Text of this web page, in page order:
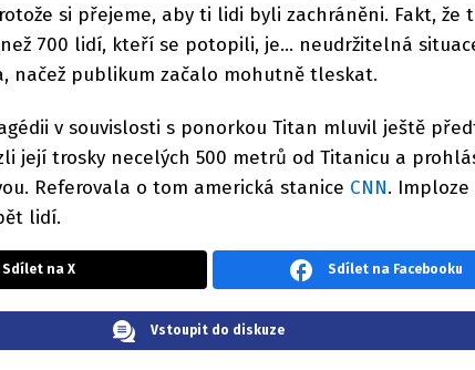
si přejeme, aby ti lidi byli zachráněni. Fakt, že
700 lidí, kteří se potopili, je… neudržitelná
načež publikum začalo mohutně tleskat.
v souvislosti s ponorkou Titan mluvil ještě
její trosky necelých 500 metrů od Titanicu a
Referovala o tom americká stanice CNN. Imploze
lidí.
Sdílet na X Sdílet na Facebooku
Vstoupit do diskuze